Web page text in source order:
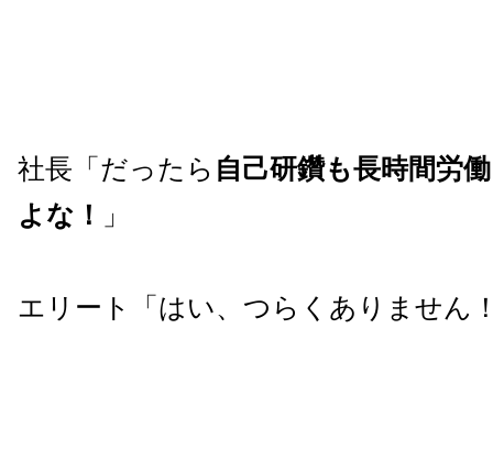
社長「だったら 自己研鑽も長時間労
よな！
」
エリート「はい、つらくありません